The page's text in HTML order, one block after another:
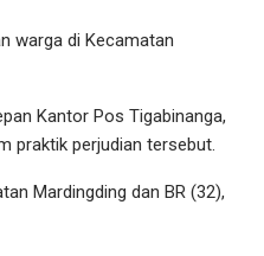
warga di Kecamatan
Kantor Pos Tigabinanga,
praktik perjudian tersebut.
Mardingding dan BR (32),